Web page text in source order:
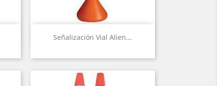
Señalización Vial Alien...
Vista rápida